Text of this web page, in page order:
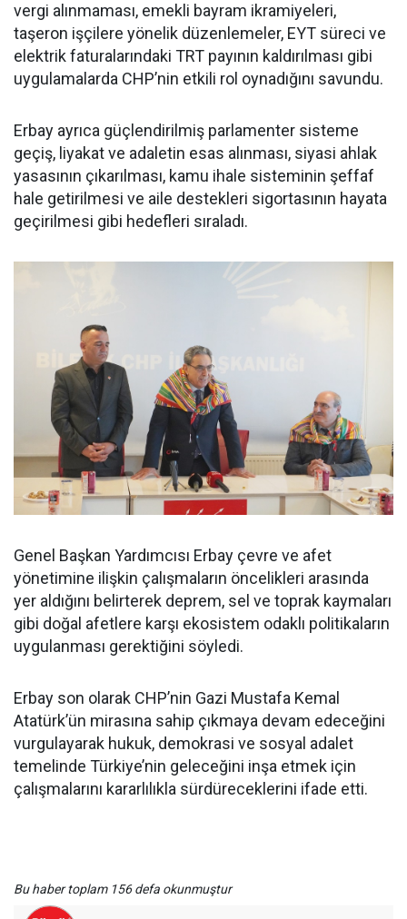
vergi alınmaması, emekli bayram ikramiyeleri,
taşeron işçilere yönelik düzenlemeler, EYT süreci ve
elektrik faturalarındaki TRT payının kaldırılması gibi
uygulamalarda CHP’nin etkili rol oynadığını savundu.
Erbay ayrıca güçlendirilmiş parlamenter sisteme
geçiş, liyakat ve adaletin esas alınması, siyasi ahlak
yasasının çıkarılması, kamu ihale sisteminin şeffaf
hale getirilmesi ve aile destekleri sigortasının hayata
geçirilmesi gibi hedefleri sıraladı.
Genel Başkan Yardımcısı Erbay çevre ve afet
yönetimine ilişkin çalışmaların öncelikleri arasında
yer aldığını belirterek deprem, sel ve toprak kaymaları
gibi doğal afetlere karşı ekosistem odaklı politikaların
uygulanması gerektiğini söyledi.
Erbay son olarak CHP’nin Gazi Mustafa Kemal
Atatürk’ün mirasına sahip çıkmaya devam edeceğini
vurgulayarak hukuk, demokrasi ve sosyal adalet
temelinde Türkiye’nin geleceğini inşa etmek için
çalışmalarını kararlılıkla sürdüreceklerini ifade etti.
Bu haber toplam 156 defa okunmuştur